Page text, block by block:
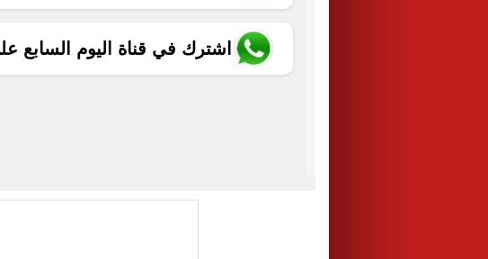
اشترك في قناة اليوم السابع